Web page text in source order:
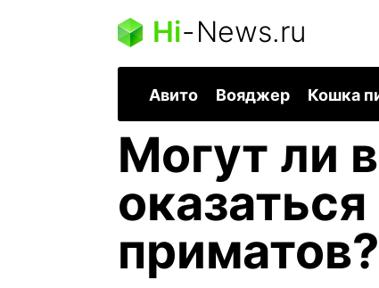
Hi-News.ru
Авито Вояджер Кошка
Могут ли
приматов?